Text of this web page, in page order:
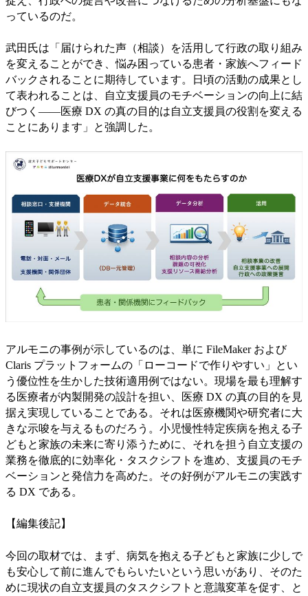
っているのだ。
武田氏は「届けられた声（相談）を活用して行政の取り組み
を変えることができ、悩み困っている患者・家族へフィード
バックされることに期待しています。日頃の活動の成果とし
て表われることは、自立支援員のモチベーションの向上に結
びつく――医療 DX の真の目的は自立支援員の役割を変える
ことにあります」と強調した。
アルモニの事例が示しているのは、単に FileMaker および
Claris プラットフォームの「ローコードで作りやすい」とい
う優位性を生かした技術適用例ではない。現場を最も理解す
る医療者が内製開発の設計を担い、医療 DX の真の目的を見
据え実現していることである。それは医療機関や研究者に大
きな示唆を与えるものだろう。小児慢性特定疾病を抱える子
どもと家族の未来に寄り添うために、それを担う自立支援の
業務を徹底的に効率化・タスクシフトを進め、支援員のモチ
ベーションと発信力を高めた。その好例がアルモニの実践す
る DX である。
【編集後記】
今回の取材では、まず、病気を抱える子どもと家族に少しで
も安心して前に進んでもらいたいという思いがあり、そのた
めに現状の自立支援員のタスクシフトと意識変革を促す、と